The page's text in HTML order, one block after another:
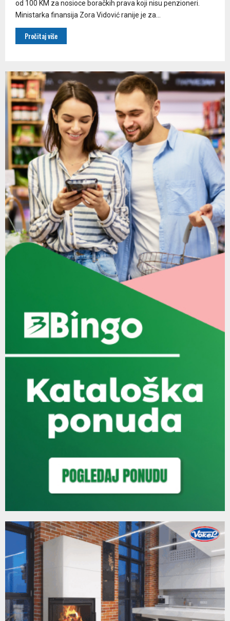
od 100 KM za nosioce boračkih prava koji nisu penzioneri.
Ministarka finansija Zora Vidović ranije je za...
Pročitaj više